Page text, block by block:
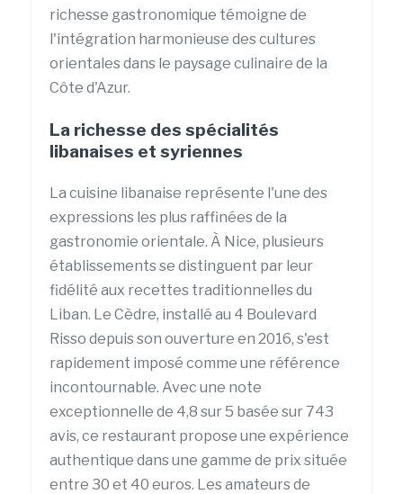
richesse gastronomique témoigne de
l'intégration harmonieuse des cultures
orientales dans le paysage culinaire de la
Côte d'Azur.
La richesse des spécialités
libanaises et syriennes
La cuisine libanaise représente l'une des
expressions les plus raffinées de la
gastronomie orientale. À Nice, plusieurs
établissements se distinguent par leur
fidélité aux recettes traditionnelles du
Liban. Le Cèdre, installé au 4 Boulevard
Risso depuis son ouverture en 2016, s'est
rapidement imposé comme une référence
incontournable. Avec une note
exceptionnelle de 4,8 sur 5 basée sur 743
avis, ce restaurant propose une expérience
authentique dans une gamme de prix située
entre 30 et 40 euros. Les amateurs de